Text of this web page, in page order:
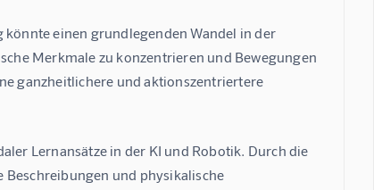
einen grundlegenden Wandel in der
Merkmale zu konzentrieren und Bewegungen
ganzheitlichere und aktionszentriertere
Lernansätze in der KI und Robotik. Durch die
und physikalische